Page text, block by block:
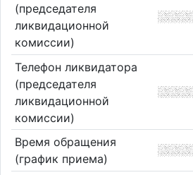
(председателя
ликвидационной
комиссии)
Телефон ликвидатора
(председателя
ликвидационной
комиссии)
Время обращения
(график приема)